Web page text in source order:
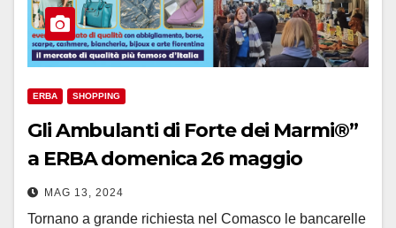
ERBA SHOPPING
Gli Ambulanti di Forte dei Marmi®”
a ERBA domenica 26 maggio
MAG 13, 2024
Tornano a grande richiesta nel Comasco le bancarelle